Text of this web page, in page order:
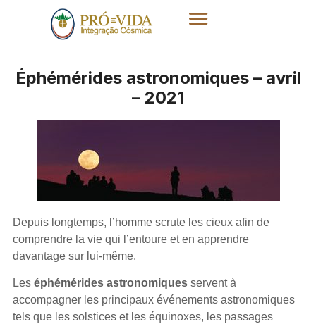
Éphémérides astronomiques – avril
– 2021
Depuis longtemps, l’homme scrute les cieux afin de
comprendre la vie qui l’entoure et en apprendre
davantage sur lui-même.
Les éphémérides astronomiquesservent à
accompagner les principaux événements astronomiques
tels que les solstices et les équinoxes, les passages